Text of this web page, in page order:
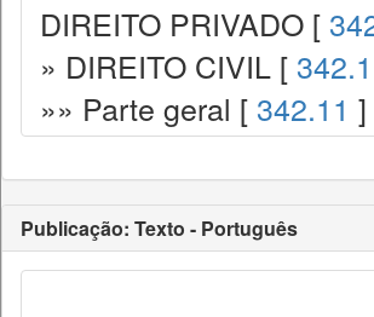
DIREITO PRIVADO [
» DIREITO CIVIL [ 342.1
»» Parte geral [ 342.11 ]
Publicação: Texto - Português